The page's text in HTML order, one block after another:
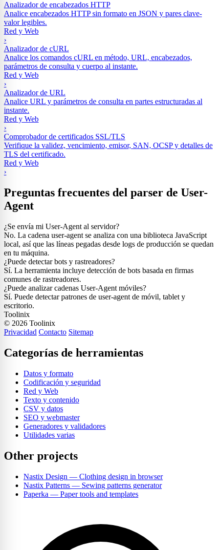
Analizador de encabezados HTTP
Analice encabezados HTTP sin formato en JSON y pares clave-
valor legibles.
Red y Web
›
Analizador de cURL
Analice los comandos cURL en método, URL, encabezados,
parámetros de consulta y cuerpo al instante.
Red y Web
›
Analizador de URL
Analice URL y parámetros de consulta en partes estructuradas al
instante.
Red y Web
›
Comprobador de certificados SSL/TLS
Verifique la validez, vencimiento, emisor, SAN, OCSP y detalles de
TLS del certificado.
Red y Web
›
Preguntas frecuentes del parser de User-
Agent
¿Se envía mi User-Agent al servidor?
No. La cadena user-agent se analiza con una biblioteca JavaScript
local, así que las líneas pegadas desde logs de producción se quedan
en tu máquina.
¿Puede detectar bots y rastreadores?
Sí. La herramienta incluye detección de bots basada en firmas
comunes de rastreadores.
¿Puede analizar cadenas User-Agent móviles?
Sí. Puede detectar patrones de user-agent de móvil, tablet y
escritorio.
Toolinix
© 2026 Toolinix
Privacidad Contacto Sitemap
Categorías de herramientas
Datos y formato
Codificación y seguridad
Red y Web
Texto y contenido
CSV y datos
SEO y webmaster
Generadores y validadores
Utilidades varias
Other projects
Nastix Design — Clothing design in browser
Nastix Patterns — Sewing patterns generator
Paperka — Paper tools and templates